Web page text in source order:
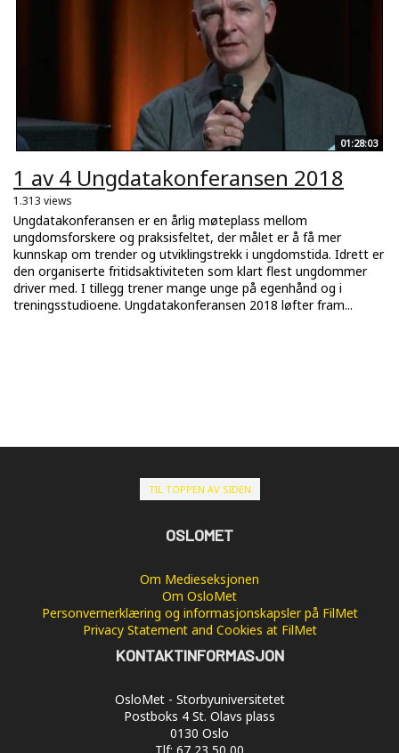
01:28:03
1 av 4 Ungdatakonferansen 2018
1.313 views
Ungdatakonferansen er en årlig møteplass mellom
ungdomsforskere og praksisfeltet, der målet er å få mer
kunnskap om trender og utviklingstrekk i ungdomstida. Idrett er
den organiserte fritidsaktiviteten som klart flest ungdommer
driver med. I tillegg trener mange unge på egenhånd og i
treningsstudioene. Ungdatakonferansen 2018 løfter fram...
TIL TOPPEN AV SIDEN
OSLOMET
Om Medieseksjonen
Om OsloMet
Personvernerklæring og informasjonskapsler på FilMet
Privacy Statement and Cookies at FilMet
KONTAKTINFORMASJON
OsloMet - Storbyuniversitetet
Postboks 4 St. Olavs plass
0130 Oslo